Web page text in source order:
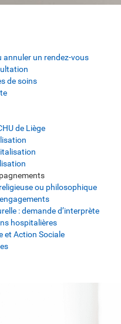
annuler un rendez-vous
de soins
de Liège
ou philosophique
: demande d’interprète
hospitalières
et Action Sociale